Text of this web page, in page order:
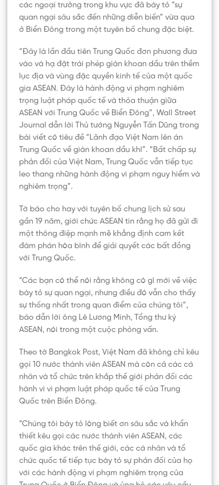
các ngoại trưởng trong khu vực đã bày tỏ “sự
quan ngại sâu sắc đến những diễn biến” vừa qua
ở Biển Đông trong một tuyên bố chung đặc biệt.
“Đây là lần đầu tiên Trung Quốc đơn phương đưa
vào và hạ đặt trái phép giàn khoan dầu trên thềm
lục địa và vùng đặc quyền kinh tế của một quốc
gia ASEAN. Đây là hành động vi phạm nghiêm
trọng luật pháp quốc tế và thỏa thuận giữa
ASEAN với Trung Quốc về Biển Đông”, Wall Street
Journal dẫn lời Thủ tướng Nguyễn Tấn Dũng trong
bài viết có tiêu đề “Lãnh đạo Việt Nam lên án
Trung Quốc về giàn khoan dầu khí”. “Bất chấp sự
phản đối của Việt Nam, Trung Quốc vẫn tiếp tục
leo thang những hành động vi phạm nguy hiểm và
nghiêm trọng”.
Tờ báo cho hay với tuyên bố chung lịch sử sau
gần 19 năm, giới chức ASEAN tin rằng họ đã gửi đi
một thông điệp mạnh mẽ khẳng định cam kết
đàm phán hòa bình để giải quyết các bất đồng
với Trung Quốc.
“Các bạn có thể nói rằng không có gì mới về việc
bày tỏ sự quan ngại, nhưng điều đó vẫn cho thấy
sự thống nhất trong quan điểm của chúng tôi”,
báo dẫn lời ông Lê Lương Minh, Tổng thư ký
ASEAN, nói trong một cuộc phỏng vấn.
Theo tờ Bangkok Post, Việt Nam đã không chỉ kêu
gọi 10 nước thành viên ASEAN mà còn cả các cá
nhân và tổ chức trên khắp thế giới phản đối các
hành vi vi phạm luật pháp quốc tế của Trung
Quốc trên Biển Đông.
“Chúng tôi bày tỏ lòng biết ơn sâu sắc và khẩn
thiết kêu gọi các nước thành viên ASEAN, các
quốc gia khác trên thế giới, các cá nhân và tổ
chức quốc tế tiếp tục bày tỏ sự phản đối của họ
với các hành động vi phạm nghiêm trọng của